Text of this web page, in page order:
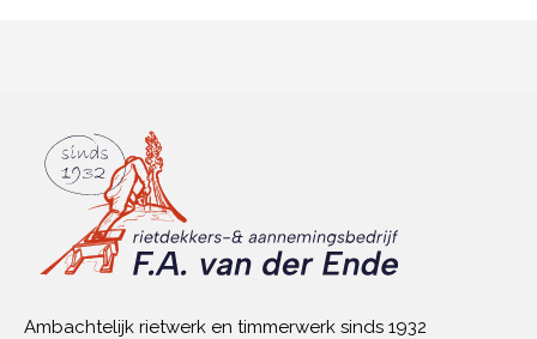
Ambachtelijk rietwerk en timmerwerk sinds 1932